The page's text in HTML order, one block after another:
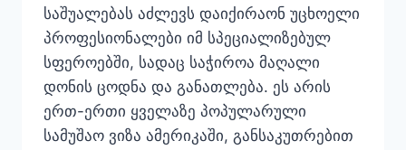
საშუალებას აძლევს დაიქირაონ უცხოელი
პროფესიონალები იმ სპეციალიზებულ
სფეროებში, სადაც საჭიროა მაღალი
დონის ცოდნა და განათლება. ეს არის
ერთ-ერთი ყველაზე პოპულარული
სამუშაო ვიზა ამერიკაში, განსაკუთრებით